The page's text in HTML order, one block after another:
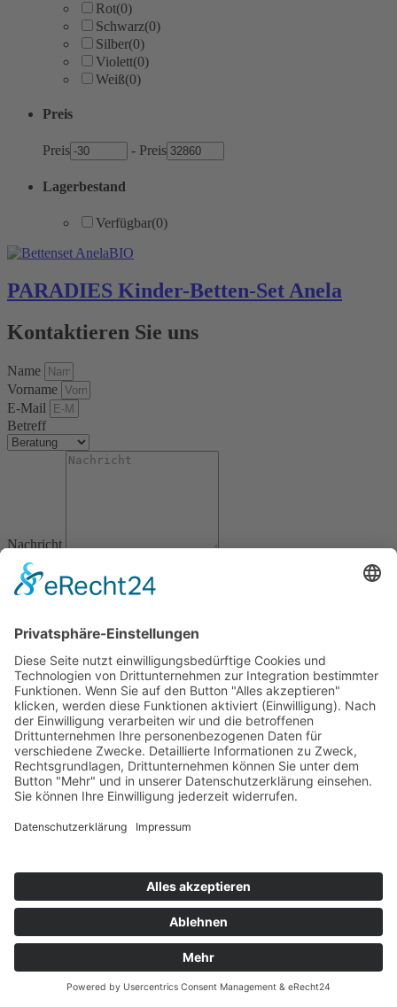
Rot(0)
Schwarz(0)
Silber(0)
Violett(0)
Weiß(0)
Preis
Preis - Preis
Lagerbestand
Verfügbar(0)
PARADIES Kinder-Betten-Set Anela
Kontaktieren Sie uns
Name
Vorname
E-Mail
Betreff
Nachricht
Datenschutzzustimmung
Abschicken
Kontakt
Möbel Wiemer GmbH & Co. KG
Martin-Opitz-Straße 2
59494 Soest
Telefon:02921 9670-0
Telefax:02921 77011
info@moebel-wiemer.de
Samstag 9 – 18 Uhr